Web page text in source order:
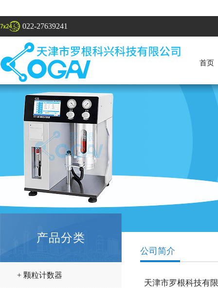
022-27639241
首页
产品分类
+ 颗粒计数器
公司简介
天津市罗根科技有